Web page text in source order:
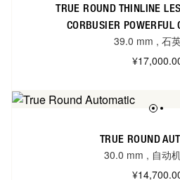
TRUE ROUND THINLINE
CORBUSIER
39.0 mm , 石
TRUE ROUND
30.0 mm , 自动